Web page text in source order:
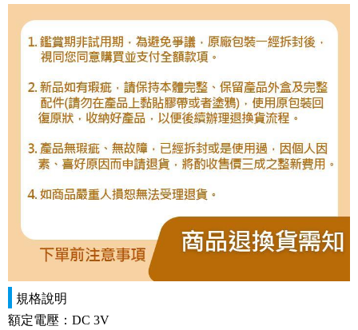
規格說明
額定電壓：DC 3V